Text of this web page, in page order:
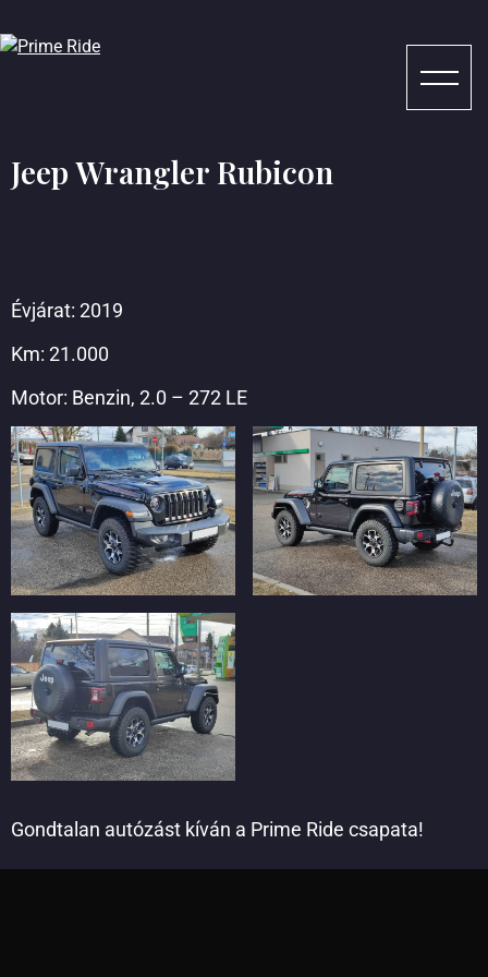
Jeep Wrangler Rubicon
Évjárat: 2019
Km: 21.000
Motor: Benzin, 2.0 – 272 LE
Gondtalan autózást kíván a Prime Ride csapata!